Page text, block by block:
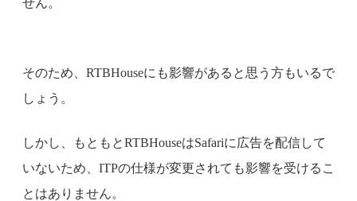
そのため、RTBHouseにも影響があると思う方もいるで
しょう。
しかし、もともとRTBHouseはSafariに広告を配信して
いないため、ITPの仕様が変更されても影響を受けるこ
とはありません。